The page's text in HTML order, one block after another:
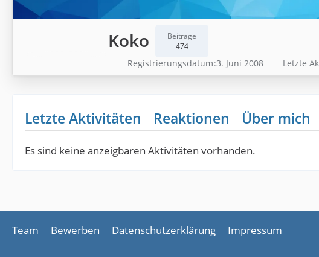
Koko
Beiträge
474
Registrierungsdatum 3. Juni 2008 Letzte
Letzte Aktivitäten Reaktionen Über mich
Es sind keine anzeigbaren Aktivitäten vorhanden.
Team Bewerben Datenschutzerklärung Impressum